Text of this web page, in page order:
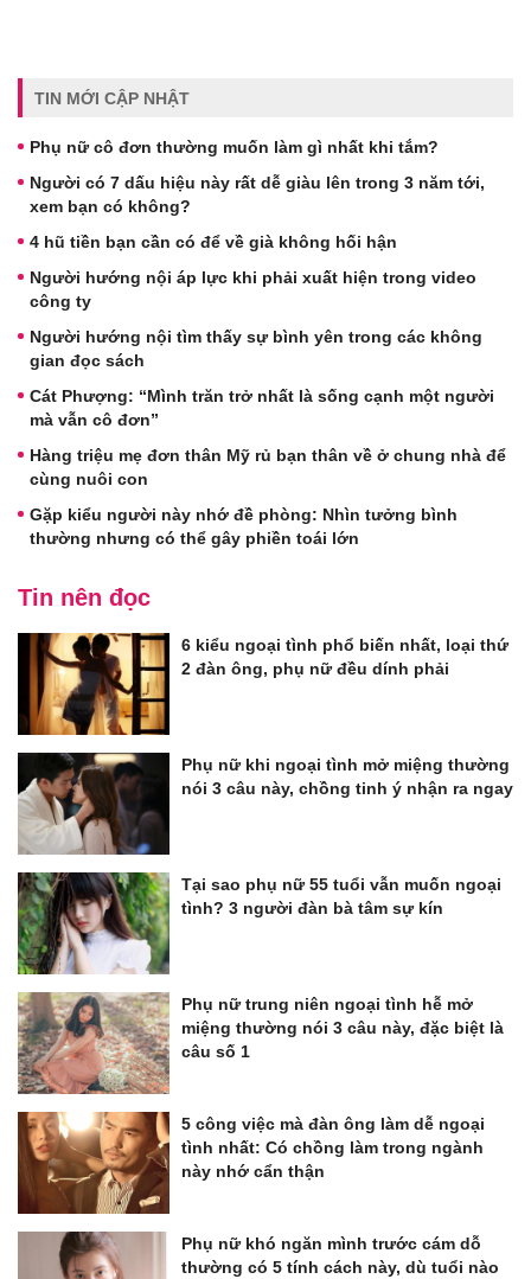
TIN MỚI CẬP NHẬT
Phụ nữ cô đơn thường muốn làm gì nhất khi tắm?
Người có 7 dấu hiệu này rất dễ giàu lên trong 3 năm tới,
xem bạn có không?
4 hũ tiền bạn cần có để về già không hối hận
Người hướng nội áp lực khi phải xuất hiện trong video
công ty
Người hướng nội tìm thấy sự bình yên trong các không
gian đọc sách
Cát Phượng: “Mình trăn trở nhất là sống cạnh một người
mà vẫn cô đơn”
Hàng triệu mẹ đơn thân Mỹ rủ bạn thân về ở chung nhà để
cùng nuôi con
Gặp kiểu người này nhớ đề phòng: Nhìn tưởng bình
thường nhưng có thể gây phiền toái lớn
Tin nên đọc
6 kiểu ngoại tình phổ biến nhất, loại thứ
2 đàn ông, phụ nữ đều dính phải
Phụ nữ khi ngoại tình mở miệng thường
nói 3 câu này, chồng tinh ý nhận ra ngay
Tại sao phụ nữ 55 tuổi vẫn muốn ngoại
tình? 3 người đàn bà tâm sự kín
Phụ nữ trung niên ngoại tình hễ mở
miệng thường nói 3 câu này, đặc biệt là
câu số 1
5 công việc mà đàn ông làm dễ ngoại
tình nhất: Có chồng làm trong ngành
này nhớ cẩn thận
Phụ nữ khó ngăn mình trước cám dỗ
thường có 5 tính cách này, dù tuổi nào